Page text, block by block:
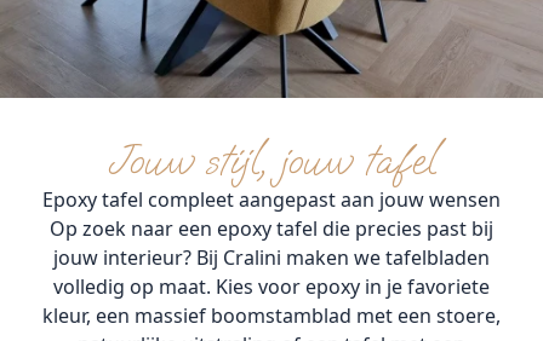
Jouw stijl, jouw tafel
Epoxy tafel compleet aangepast aan jouw wensen
Op zoek naar een epoxy tafel die precies past bij
jouw interieur? Bij Cralini maken we tafelbladen
volledig op maat. Kies voor epoxy in je favoriete
kleur, een massief boomstamblad met een stoere,